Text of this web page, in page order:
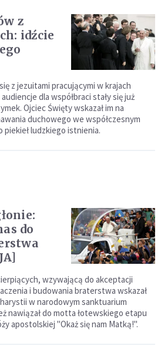
z
idźcie
z jezuitami pracującymi w krajach
dla współbraci stały się już
Ojciec Święty wskazał im na
duchowego we współczesnym
piekieł ludzkiego istnienia.
do
wzywającą do akceptacji
i budowania braterstwa wskazał
w narodowym sanktuarium
nawiązał do motta łotewskiego etapu
apostolskiej "Okaż się nam Matką!".